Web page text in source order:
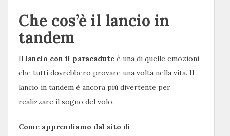
Che cos’è il lancio in
tandem
Il lancio con il paracadute è una di quelle emozioni
che tutti dovrebbero provare una volta nella vita. Il
lancio in tandem è ancora più divertente per
realizzare il sogno del volo.
Come apprendiamo dal sito di